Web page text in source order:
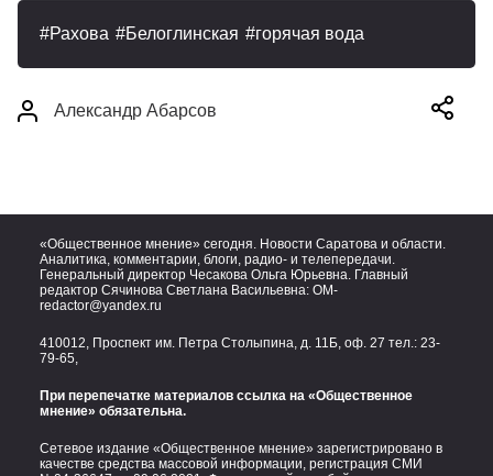
Рахова Белоглинская горячая вода
Александр Абарсов
«Общественное мнение» сегодня. Новости Саратова и области.
Аналитика, комментарии, блоги, радио- и телепередачи.
Генеральный директор Чесакова Ольга Юрьевна. Главный
редактор Сячинова Светлана Васильевна: OM-
redactor@yandex.ru
410012, Проспект им. Петра Столыпина, д. 11Б, оф. 27 тел.: 23-
79-65,
При перепечатке материалов ссылка на «Общественное
мнение» обязательна.
Сетевое издание «Общественное мнение» зарегистрировано в
качестве средства массовой информации, регистрация СМИ